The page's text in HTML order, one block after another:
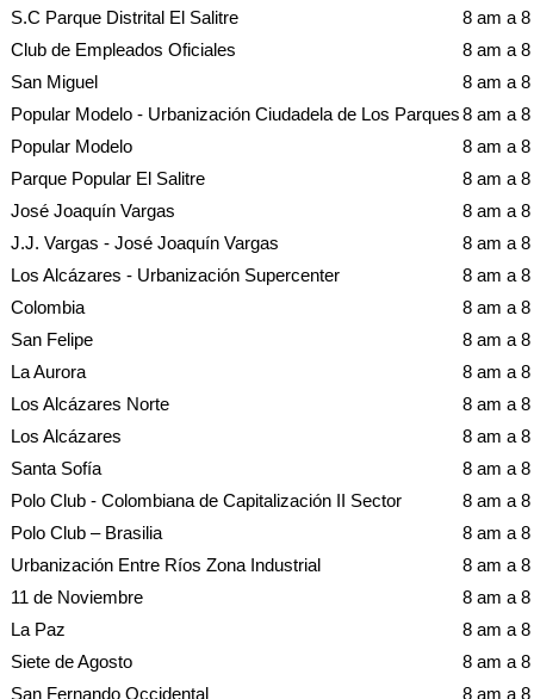
S.C Parque Distrital El Salitre
8 am a
Club de Empleados Oficiales
8 am a
San Miguel
8 am a
Popular Modelo - Urbanización Ciudadela de Los Parques8 am a
Popular Modelo
8 am a
Parque Popular El Salitre
8 am a
José Joaquín Vargas
8 am a
J.J. Vargas - José Joaquín Vargas
8 am a
Los Alcázares - Urbanización Supercenter
8 am a
Colombia
8 am a
San Felipe
8 am a
La Aurora
8 am a
Los Alcázares Norte
8 am a
Los Alcázares
8 am a
Santa Sofía
8 am a
Polo Club - Colombiana de Capitalización II Sector
8 am a
Polo Club – Brasilia
8 am a
Urbanización Entre Ríos Zona Industrial
8 am a
11 de Noviembre
8 am a
La Paz
8 am a
Siete de Agosto
8 am a
San Fernando Occidental
8 am a